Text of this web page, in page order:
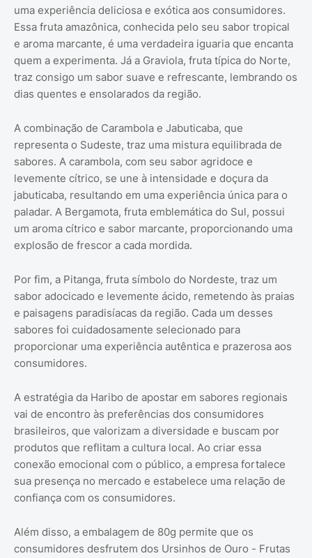
uma experiência deliciosa e exótica aos consumidores.
Essa fruta amazônica, conhecida pelo seu sabor tropical
e aroma marcante, é uma verdadeira iguaria que encanta
quem a experimenta. Já a Graviola, fruta típica do Norte,
traz consigo um sabor suave e refrescante, lembrando os
dias quentes e ensolarados da região.
A combinação de Carambola e Jabuticaba, que
representa o Sudeste, traz uma mistura equilibrada de
sabores. A carambola, com seu sabor agridoce e
levemente cítrico, se une à intensidade e doçura da
jabuticaba, resultando em uma experiência única para o
paladar. A Bergamota, fruta emblemática do Sul, possui
um aroma cítrico e sabor marcante, proporcionando uma
explosão de frescor a cada mordida.
Por fim, a Pitanga, fruta símbolo do Nordeste, traz um
sabor adocicado e levemente ácido, remetendo às praias
e paisagens paradisíacas da região. Cada um desses
sabores foi cuidadosamente selecionado para
proporcionar uma experiência autêntica e prazerosa aos
consumidores.
A estratégia da Haribo de apostar em sabores regionais
vai de encontro às preferências dos consumidores
brasileiros, que valorizam a diversidade e buscam por
produtos que reflitam a cultura local. Ao criar essa
conexão emocional com o público, a empresa fortalece
sua presença no mercado e estabelece uma relação de
confiança com os consumidores.
Além disso, a embalagem de 80g permite que os
consumidores desfrutem dos Ursinhos de Ouro - Frutas